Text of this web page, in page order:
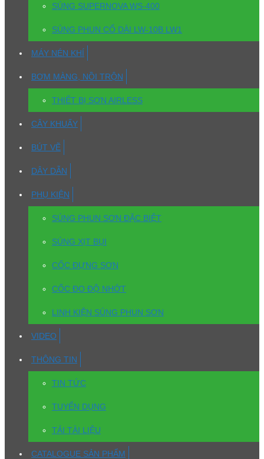
SÚNG SUPERNOVA WS-400
SÚNG PHUN CỔ DÀI LW-10B LW1
MÁY NÉN KHÍ
BƠM MÀNG, NỒI TRỘN
THIẾT BỊ SƠN AIRLESS
CÂY KHUẤY
BÚT VẼ
DÂY DẪN
PHỤ KIỆN
SÚNG PHUN SƠN ĐẶC BIỆT
SÚNG XỊT BỤI
CỐC ĐỰNG SƠN
CỐC ĐO ĐỘ NHỚT
LINH KIỆN SÚNG PHUN SƠN
VIDEO
THÔNG TIN
TIN TỨC
TUYỂN DỤNG
TẢI TÀI LIỆU
CATALOGUE SẢN PHẨM